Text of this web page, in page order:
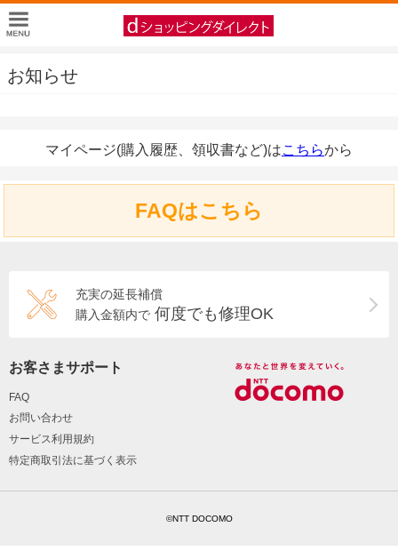
お知らせ
マイページ(購入履歴、領収書など)はこちらから
FAQはこちら
充実の延長補償
購入金額内で 何度でも修理OK
お客さまサポート
FAQ
お問い合わせ
サービス利用規約
特定商取引法に基づく表示
©NTT DOCOMO